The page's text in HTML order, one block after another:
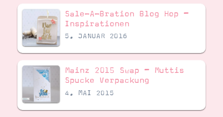
Hier Starten
Katalog
Bestellen
Kontakt
Sale-A-Bration Blog Hop –
Inspirationen
5. JANUAR 2016
Mainz 2015 Swap – Muttis
Spucke Verpackung
4. MAI 2015